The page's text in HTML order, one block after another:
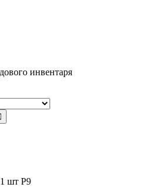
инвентаря
шт Р9